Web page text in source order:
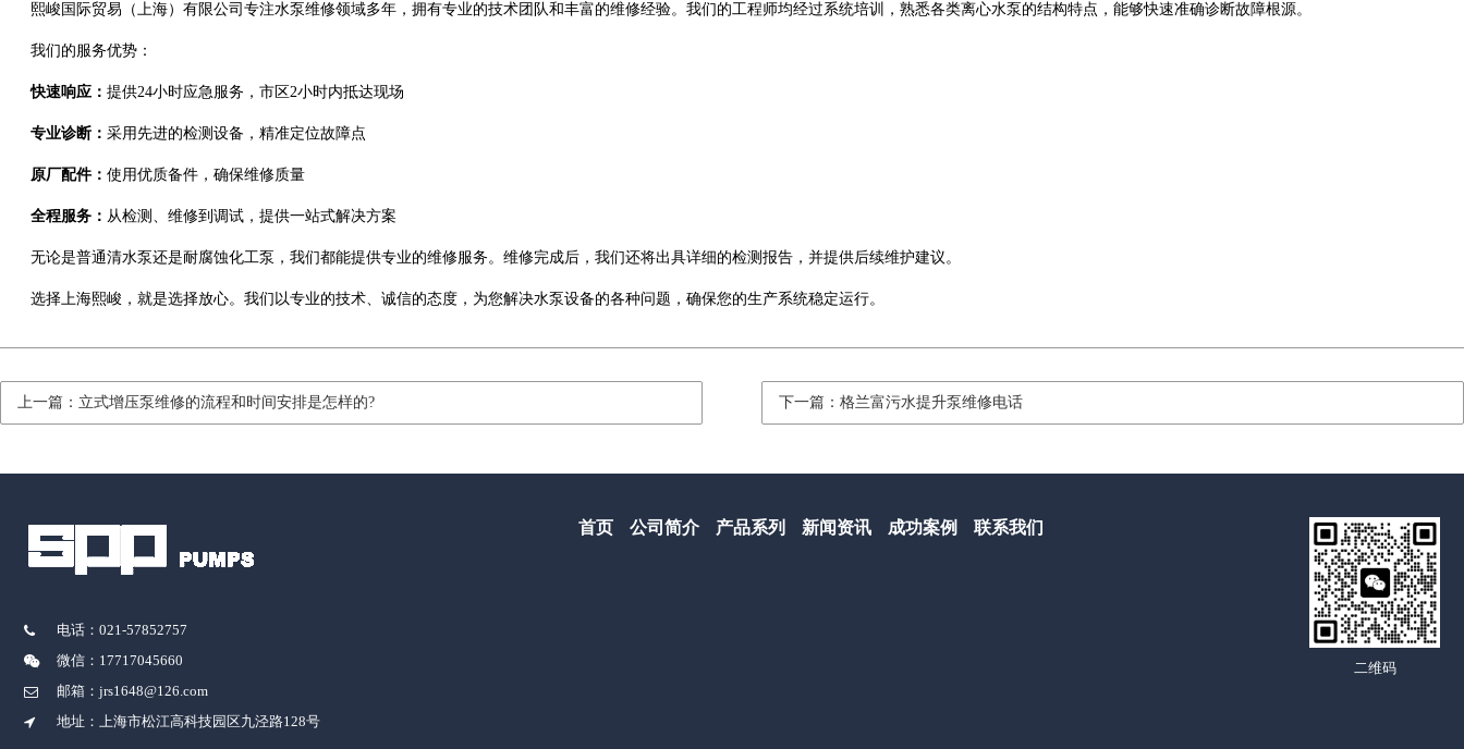
熙峻国际贸易（上海）有限公司专注水泵维修领域多年，拥有专业的技术团队和丰富的维修经验。我们的工程师均经过系统培训，熟悉各类离心水泵的结构特点，能够快速准确诊断故障根源。
我们的服务优势：
快速响应： 提供24小时应急服务，市区2小时内抵达现场
专业诊断： 采用先进的检测设备，精准定位故障点
原厂配件： 使用优质备件，确保维修质量
全程服务 ： 从检测、维修到调试，提供一站式解决方案
无论是普通清水泵还是耐腐蚀化工泵，我们都能提供专业的维修服务。维修完成后，我们还将出具详细的检测报告，并提供后续维护建议。
选择上海熙峻，就是选择放心。我们以专业的技术、诚信的态度，为您解决水泵设备的各种问题，确保您的生产系统稳定运行。
上一篇：立式增压泵维修的流程和时间安排是怎样的? 下一篇：格兰富污水提升泵维修电话
电话：021-57852757
微信：17717045660
邮箱：jrs1648@126.com
地址：上海市松江高科技园区九泾路128号
首页 公司简介 产品系列 新闻资讯 成功案例 联系我们
二维码